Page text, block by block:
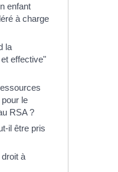
enfant
à charge
la
effective"
le
RSA ?
il être pris
à